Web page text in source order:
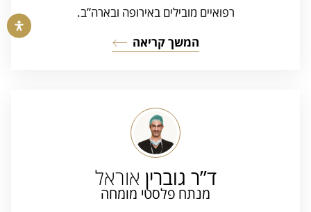
רפואיים מובילים באירופה ובארה”ב.
המשך קריאה
ד”ר גוברין אוראל
מנתח פלסטי מומחה